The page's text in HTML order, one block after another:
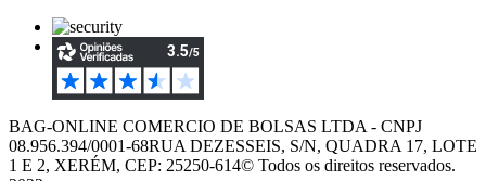
BAG-ONLINE COMERCIO DE BOLSAS LTDA - CNPJ
08.956.394/0001-68RUA DEZESSEIS, S/N, QUADRA 17, LOTE
1 E 2, XERÉM, CEP: 25250-614© Todos os direitos reservados.